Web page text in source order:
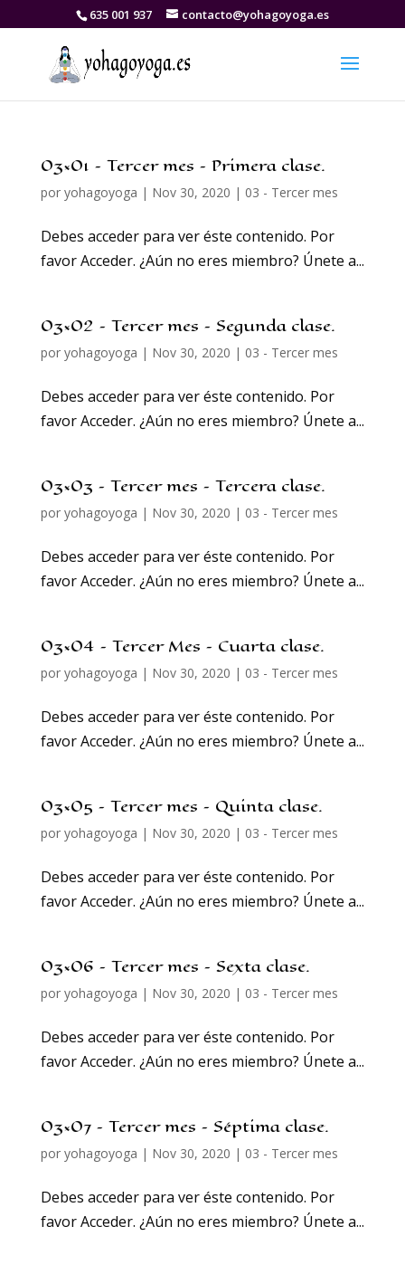
635 001 937 contacto@yohagoyoga.es
03×01 – Tercer mes – Primera clase.
por yohagoyoga | Nov 30, 2020 | 03 - Tercer mes
Debes acceder para ver éste contenido. Por
favor Acceder. ¿Aún no eres miembro? Únete a...
03×02 – Tercer mes – Segunda clase.
por yohagoyoga | Nov 30, 2020 | 03 - Tercer mes
Debes acceder para ver éste contenido. Por
favor Acceder. ¿Aún no eres miembro? Únete a...
03×03 – Tercer mes – Tercera clase.
por yohagoyoga | Nov 30, 2020 | 03 - Tercer mes
Debes acceder para ver éste contenido. Por
favor Acceder. ¿Aún no eres miembro? Únete a...
03×04 – Tercer Mes – Cuarta clase.
por yohagoyoga | Nov 30, 2020 | 03 - Tercer mes
Debes acceder para ver éste contenido. Por
favor Acceder. ¿Aún no eres miembro? Únete a...
03×05 – Tercer mes – Quinta clase.
por yohagoyoga | Nov 30, 2020 | 03 - Tercer mes
Debes acceder para ver éste contenido. Por
favor Acceder. ¿Aún no eres miembro? Únete a...
03×06 – Tercer mes – Sexta clase.
por yohagoyoga | Nov 30, 2020 | 03 - Tercer mes
Debes acceder para ver éste contenido. Por
favor Acceder. ¿Aún no eres miembro? Únete a...
03×07 – Tercer mes – Séptima clase.
por yohagoyoga | Nov 30, 2020 | 03 - Tercer mes
Debes acceder para ver éste contenido. Por
favor Acceder. ¿Aún no eres miembro? Únete a...